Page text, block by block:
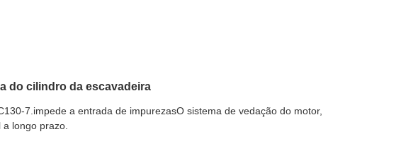
do cilindro da escavadeira
7.impede a entrada de impurezasO sistema de vedação do motor,
longo prazo.